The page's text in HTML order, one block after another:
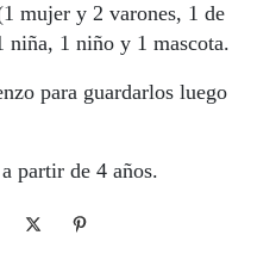
mujer y 2 varones, 1 de
niña, 1 niño y 1 mascota.
para guardarlos luego
partir de 4 años.